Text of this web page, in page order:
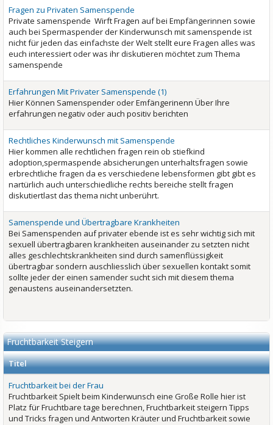
Fragen zu Privaten Samenspende
Private samenspende Wirft Fragen auf bei Empfängerinnen sowie
auch bei Spermaspender der Kinderwunsch mit samenspende ist
nicht für jeden das einfachste der Welt stellt eure Fragen alles was
euch interessiert oder was ihr diskutieren möchtet zum Thema
samenspende
Erfahrungen Mit Privater Samenspende (1)
Hier Können Samenspender oder Emfängerinenn Über Ihre
erfahrungen negativ oder auch positiv berichten
Rechtliches Kinderwunsch mit Samenspende
Hier kommen alle rechtlichen fragen rein ob stiefkind
adoption,spermaspende absicherungen unterhaltsfragen sowie
erbrechtliche fragen da es verschiedene lebensformen gibt gibt es
nartürlich auch unterschiedliche rechts bereiche stellt fragen
diskutiertlast das thema nicht unberührt.
Samenspende und Übertragbare Krankheiten
Bei Samenspenden auf privater ebende ist es sehr wichtig sich mit
sexuell übertragbaren krankheiten auseinander zu setzten nicht
alles geschlechtskrankheiten sind durch samenflüssigkeit
übertragbar sondern auschliesslich über sexuellen kontakt somit
sollte jeder der einen samender sucht sich mit diesem thema
genaustens auseinandersetzten.
Fruchtbarkeit Steigern
Titel
Fruchtbarkeit bei der Frau
Fruchtbarkeit Spielt beim Kinderwunsch eine Große Rolle hier ist
Platz für Fruchtbare tage berechnen, Fruchtbarkeit steigern Tipps
und Tricks fragen und Antworten Kräuter und Fruchtbarkeit sowie